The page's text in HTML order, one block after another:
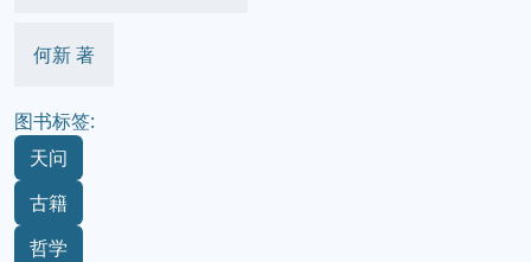
何新 著
图书标签:
天问
古籍
哲学